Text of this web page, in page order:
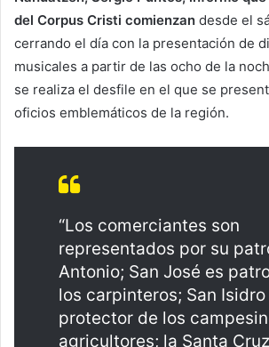
del Corpus Cristi comienzan desde el
cerrando el día con la presentación de
musicales a partir de las ocho de la
se realiza el desfile en el que se
oficios emblemáticos de la región.
“Los comerciantes son
representados por su
Antonio; San José es
los carpinteros; San Isidro
protector de los
agricultores; la Santa